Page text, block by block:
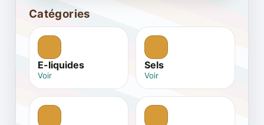
Catégories
E-liquides
Voir
Sels
Voir